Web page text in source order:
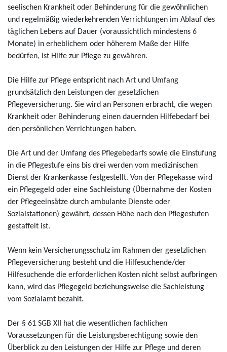
seelischen Krankheit oder Behinderung für die gewöhnlichen
und regelmäßig wiederkehrenden Verrichtungen im Ablauf des
täglichen Lebens auf Dauer (voraussichtlich mindestens 6
Monate) in erheblichem oder höherem Maße der Hilfe
bedürfen, ist Hilfe zur Pflege zu gewähren.
Die Hilfe zur Pflege entspricht nach Art und Umfang
grundsätzlich den Leistungen der gesetzlichen
Pflegeversicherung. Sie wird an Personen erbracht, die wegen
Krankheit oder Behinderung einen dauernden Hilfebedarf bei
den persönlichen Verrichtungen haben.
Die Art und der Umfang des Pflegebedarfs sowie die Einstufung
in die Pflegestufe eins bis drei werden vom medizinischen
Dienst der Krankenkasse festgestellt. Von der Pflegekasse wird
ein Pflegegeld oder eine Sachleistung (Übernahme der Kosten
der Pflegeeinsätze durch ambulante Dienste oder
Sozialstationen) gewährt, dessen Höhe nach den Pflegestufen
gestaffelt ist.
Wenn kein Versicherungsschutz im Rahmen der gesetzlichen
Pflegeversicherung besteht und die Hilfesuchende/der
Hilfesuchende die erforderlichen Kosten nicht selbst aufbringen
kann, wird das Pflegegeld beziehungsweise die Sachleistung
vom Sozialamt bezahlt.
Der § 61 SGB XII hat die wesentlichen fachlichen
Voraussetzungen für die Leistungsberechtigung sowie den
Überblick zu den Leistungen der Hilfe zur Pflege und deren